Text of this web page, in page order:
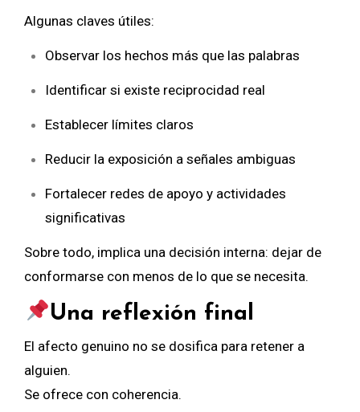
Algunas claves útiles:
Observar los hechos más que las palabras
Identificar si existe reciprocidad real
Establecer límites claros
Reducir la exposición a señales ambiguas
Fortalecer redes de apoyo y actividades
significativas
Sobre todo, implica una decisión interna: dejar de
conformarse con menos de lo que se necesita.
Una reflexión final
El afecto genuino no se dosifica para retener a
alguien.
Se ofrece con coherencia.